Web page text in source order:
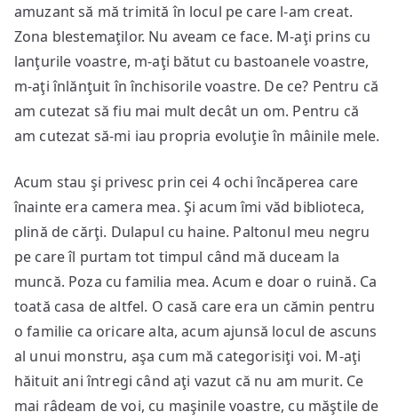
amuzant să mă trimită în locul pe care l-am creat.
Zona blestemaţilor. Nu aveam ce face. M-aţi prins cu
lanţurile voastre, m-aţi bătut cu bastoanele voastre,
m-aţi înlănţuit în închisorile voastre. De ce? Pentru că
am cutezat să fiu mai mult decât un om. Pentru că
am cutezat să-mi iau propria evoluţie în mâinile mele.
Acum stau şi privesc prin cei 4 ochi încăperea care
înainte era camera mea. Şi acum îmi văd biblioteca,
plină de cărţi. Dulapul cu haine. Paltonul meu negru
pe care îl purtam tot timpul când mă duceam la
muncă. Poza cu familia mea. Acum e doar o ruină. Ca
toată casa de altfel. O casă care era un cămin pentru
o familie ca oricare alta, acum ajunsă locul de ascuns
al unui monstru, aşa cum mă categorisiţi voi. M-aţi
hăituit ani întregi când aţi vazut că nu am murit. Ce
mai râdeam de voi, cu maşinile voastre, cu măştile de